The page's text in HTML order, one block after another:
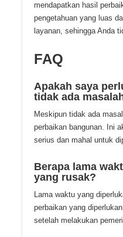
mendapatkan hasil
pengetahuan yang luas
layanan, sehingga Anda
FAQ
Apakah saya
tidak ada
Meskipun tidak ada
perbaikan bangunan. Ini
serius dan mahal untuk
Berapa lama
yang rusak?
Lama waktu yang
perbaikan yang
setelah melakukan